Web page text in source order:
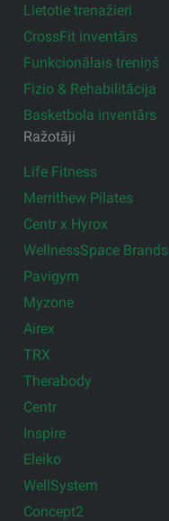
Lietotie trenažieri
CrossFit inventārs
Funkcionālais treniņš
Fizio & Rehabilitācija
Basketbola inventārs
Ražotāji
Life Fitness
Merrithew Pilates
Centr x Hyrox
WellnessSpace Brands
Pavigym
Myzone
Airex
TRX
Therabody
Centr
Inspire
Eleiko
WellSystem
Concept2